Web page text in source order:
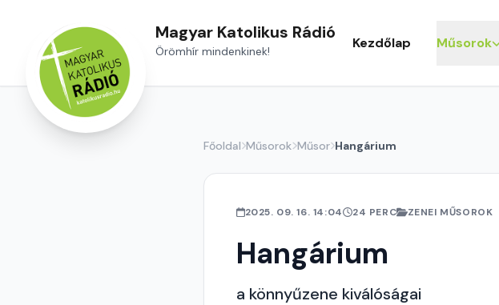
Magyar Katolikus Rádió
Örömhír mindenkinek! Kezdőlap Műsorok
Főoldal Műsorok Műsor Hangárium
2025. 09. 16. 14:04 24 PERC ZENEI MŰSOROK
Hangárium
a könnyűzene kiválóságai